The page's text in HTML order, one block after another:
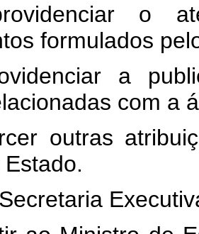
o
formulados
a
com a
outras